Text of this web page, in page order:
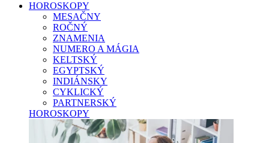
HOROSKOPY
MESAČNY
ROČNÝ
ZNAMENIA
NUMERO A MÁGIA
KELTSKÝ
EGYPTSKÝ
INDIÁNSKY
CYKLICKÝ
PARTNERSKÝ
HOROSKOPY